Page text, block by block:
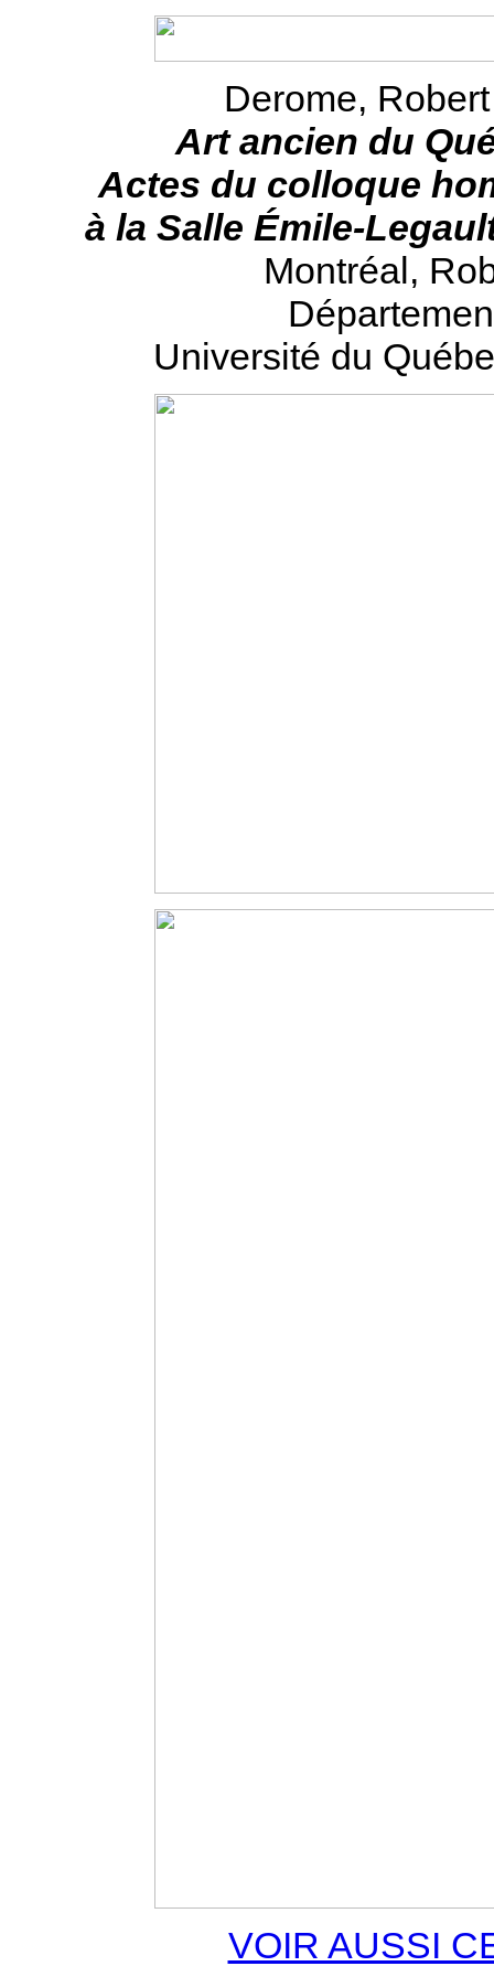
Derome,
Art ancien du
Actes du colloque
à la Salle Émile-
Montréal,
Université du
VOIR AUSSI